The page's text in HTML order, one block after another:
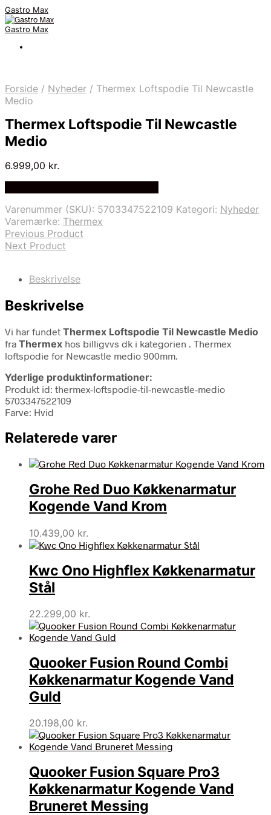
Gastro Max
Gastro Max
Forside / Nyheder / Thermex Loftspodie Til Newcastle
Medio
Thermex Loftspodie Til Newcastle
Medio
6.999,00 kr.
Varenummer (SKU): 5703347522109 Kategori: Nyheder
Varemærke: Thermex
Previous Product
Next Product
Beskrivelse
Beskrivelse
Vi har fundet Thermex Loftspodie Til Newcastle Medio
fra Thermex hos billigvvs dk i kategorien . Thermex
loftspodie for Newcastle medio 900mm.
Yderlige produktinformationer:
Produkt id: thermex-loftspodie-til-newcastle-medio
5703347522109
Farve: Hvid
Relaterede varer
Grohe Red Duo Køkkenarmatur
Kogende Vand Krom
10.439,00 kr.
Kwc Ono Highflex Køkkenarmatur
Stål
22.299,00 kr.
Quooker Fusion Round Combi
Køkkenarmatur Kogende Vand
Guld
20.198,00 kr.
Quooker Fusion Square Pro3
Køkkenarmatur Kogende Vand
Bruneret Messing